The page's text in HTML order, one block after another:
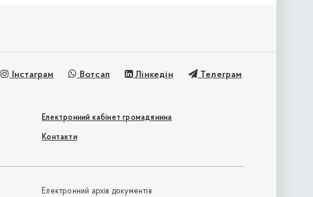
Інстаграм Вотсап Лінкедін Телеграм
Електронний кабінет громадянина
Контакти
Електронний архів документів